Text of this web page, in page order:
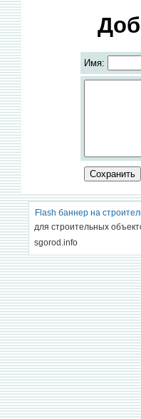
Имя:
Flash баннер на
для строительных
sgorod.info